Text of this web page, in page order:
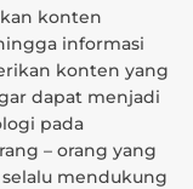
konten
informasi
konten yang
dapat menjadi
pada
– orang yang
mendukung